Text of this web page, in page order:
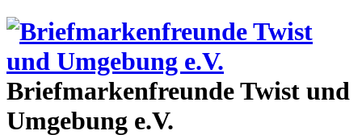
Briefmarkenfreunde Twist und
Umgebung e.V.